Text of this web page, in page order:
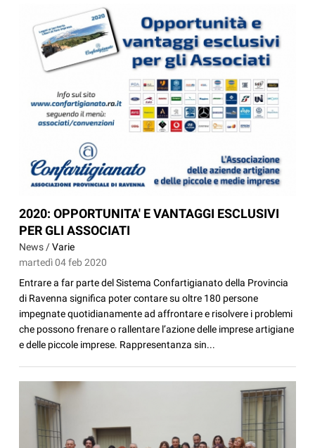
2020: OPPORTUNITA' E VANTAGGI ESCLUSIVI
PER GLI ASSOCIATI
News /Varie
martedì 04 feb 2020
Entrare a far parte del Sistema Confartigianato della Provincia
di Ravenna significa poter contare su oltre 180 persone
impegnate quotidianamente ad affrontare e risolvere i problemi
che possono frenare o rallentare l’azione delle imprese artigiane
e delle piccole imprese. Rappresentanza sin...